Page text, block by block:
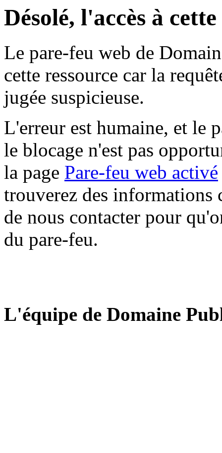
Désolé, l'accès à
Le pare-feu web de
cette ressource car la
jugée suspicieuse.
L'erreur est humaine, et le
le blocage n'est pas
la page Pare-feu web activé
trouverez des informations
de nous contacter pour
du pare-feu.
L'équipe de Domaine